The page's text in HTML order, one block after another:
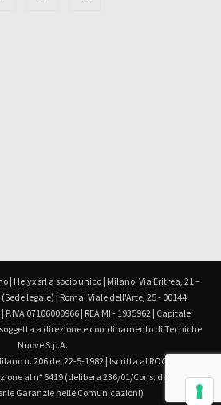
| Helyx srl a socio unico | Milano: Via Eritrea, 21 –
(Sede legale) | Roma: Viale dell'Arte, 25 - 00144
07106000966 | REA MI - 1935962 | Capitale
a direzione e coordinamento di Tecniche
Nuove S.p.A.
n. 206 del 22-5-1982 | Iscritta al ROC Registro
al n° 6419 (delibera 236/01/Cons. del 30.6.01
le Garanzie nelle Comunicazioni)